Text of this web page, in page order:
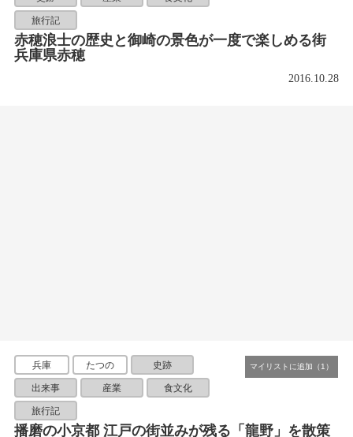
旅行記
赤穂浪士の歴史と御崎の景色が一度で楽しめる街
兵庫県赤穂
2016.10.28
兵庫 たつの 史跡
出来事 産業 食文化
旅行記
播磨の小京都 江戸の街並みが残る「龍野」を散策